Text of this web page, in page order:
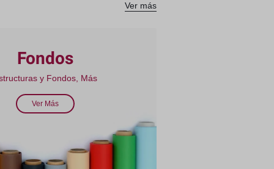
Ver más
Fondos
y Fondos, Más
Ver Más